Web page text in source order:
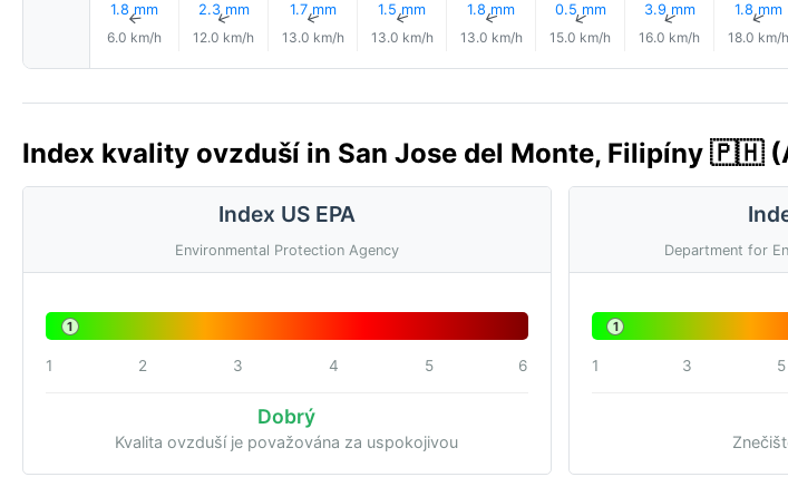
1.8 mm
↑
6.0 km/h
2.3 mm
↑
12.0 km/h
1.7 mm
↑
13.0 km/h
1.5 mm
↑
13.0 km/h
1.8 mm
↑
13.0 km/h
0.5 mm
↑
15.0 km/h
3.9 mm
↑
16.0 km/h
1.8 mm
↑
18.0 km/h
Index kvality ovzduší in San Jose del Monte, Filipíny 🇵🇭
Index US EPA
Environmental Protection Agency
1
1 2 3 4 5 6
Dobrý
Kvalita ovzduší je považována za uspokojivou
Department for
1
1 3 5